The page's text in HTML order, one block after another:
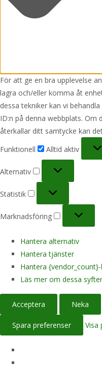
För att ge en bra upplevelse
lagra och/eller komma åt
dessa tekniker kan vi
ID:n på denna webbplats. Om
återkallar ditt samtycke kan
Funktionell
Alltid aktiv
Alternativ
Statistik
Marknadsföring
Hantera alternativ
Hantera tjänster
Hantera
Läs mer om dessa
Acceptera Neka
Spara preferenser Visa